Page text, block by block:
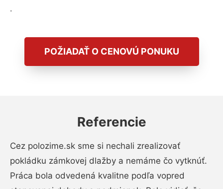
.
POŽIADAŤ O CENOVÚ PONUKU
Referencie
Cez polozime.sk sme si nechali zrealizovať
pokládku zámkovej dlažby a nemáme čo vytknúť.
Práca bola odvedená kvalitne podľa vopred